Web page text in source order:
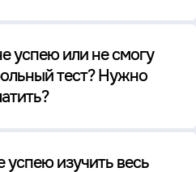
успею или не смогу
тест? Нужно
успею изучить весь